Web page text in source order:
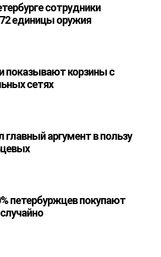
сотрудники
единицы оружия
показывают корзины с
сетях
главный аргумент в пользу
петербуржцев покупают